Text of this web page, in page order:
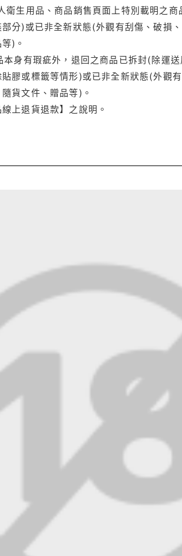
生用品、商品銷售頁面上特別載明之
分)或已非全新狀態(外觀有刮傷、破損
)。
身有瑕疵外，退回之商品已拆封(除運
膠或標籤等情形)或已非全新狀態(外觀
貨文件、贈品等)。
上退貨退款】之說明。